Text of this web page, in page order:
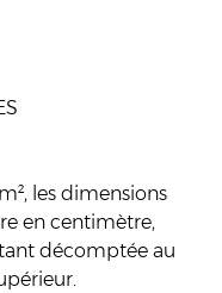
les dimensions
en centimètre,
décomptée au